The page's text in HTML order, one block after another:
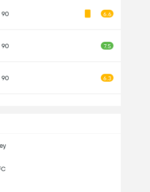
90 6.6
90 7.5
90 6.3